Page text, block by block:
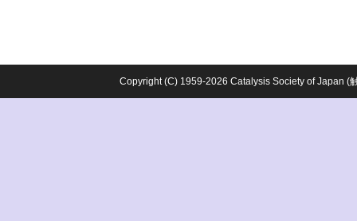
Copyright (C) 1959-2026 Catalysis Society of Japan (